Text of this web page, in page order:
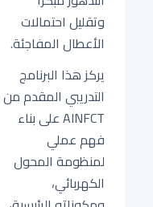
وتقليل احتمالات
الأعطال المفاجئة.
يركز هذا البرنامج
التدريبي المقدم من
AINFCT على بناء
فهم عملي
لمنظومة المحول
الكهربائي،